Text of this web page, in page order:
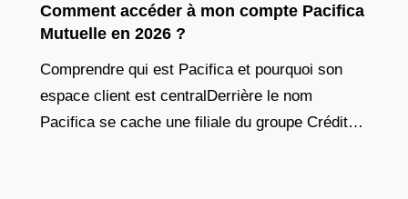
Comment accéder à mon compte Pacifica
Mutuelle en 2026 ?
Comprendre qui est Pacifica et pourquoi son
espace client est centralDerrière le nom
Pacifica se cache une filiale du groupe Crédit